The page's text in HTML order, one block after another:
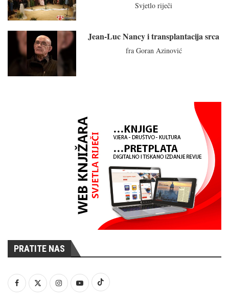
Svjetlo riječi
Jean-Luc Nancy i transplantacija srca
fra Goran Azinović
PRATITE NAS